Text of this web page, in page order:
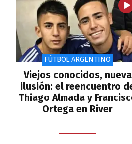
FÚTBOL ARGENTINO
Viejos conocidos, nueva
ilusión: el reencuentro
Thiago Almada y
Ortega en River